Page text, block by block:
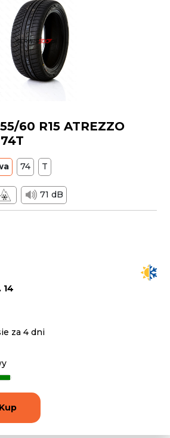
60 R15 ATREZZO
74 T
71 dB
14
za 4 dni
Kup